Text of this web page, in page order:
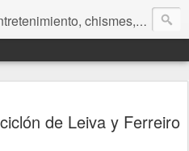
farándula, curiosidades, ovnis, noticias calientes, fotos, videos, paranormal y ¡más!
de Leiva y Ferreiro